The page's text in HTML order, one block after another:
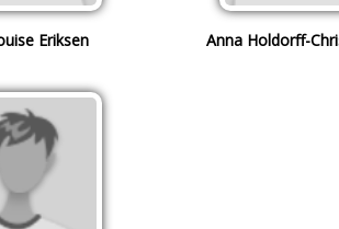
Eriksen Anna Holdorff-